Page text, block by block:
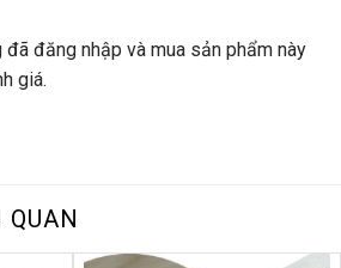
đã đăng nhập và mua sản phẩm này
giá.